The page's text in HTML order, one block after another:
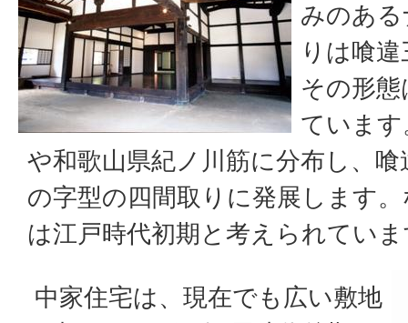
みのあ
りは喰
その形
ていま
や和歌山県紀ノ川筋に分布し、
の字型の四間取りに発展します
は江戸時代初期と考えられてい
中家住宅は、現在でも広い敷地